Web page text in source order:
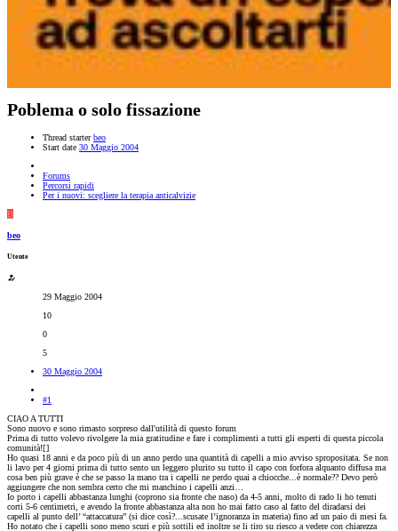
Poblema o solo fissazione
Thread starter beo
Start date 30 Maggio 2004
Forums
Percorsi rapidi
Per i nuovi: scegliere la terapia anticalvizie
B
beo
Utente
29 Maggio 2004
10
0
5
30 Maggio 2004
#1
CIAO A TUTTI
Sono nuovo e sono rimasto sorpreso dall'utilità di questo forum
Prima di tutto volevo rivolgere la mia gratitudine e fare i complimenti a tutti gli esperti di questa piccola
comunità![]
Ho quasi 18 anni e da poco più di un anno perdo una quantità di capelli a mio avviso spropositata. Se non
li lavo per 4 giorni prima di tutto sento un leggero plurito su tutto il capo con forfora alquanto diffusa ma
cosa ben più grave è che se passo la mano tra i capelli ne perdo quai a chiocche...è normale?? Devo però
aggiungere che non sembra certo che mi manchino i capelli anzi…
Io porto i capelli abbastanza lunghi (coprono sia fronte che naso) da 4-5 anni, molto di rado li ho tenuti
corti 5-6 centimetri, e avendo la fronte abbastanza alta non ho mai fatto caso al fatto del diradarsi dei
capelli al punto dell’ “attaccatura” (si dice così?...scusate l’ignoranza in materia) fino ad un paio di mesi fa.
Ho notato che i capelli sono meno scuri e più sottili ed inoltre se li tiro su riesco a vedere con chiarezza